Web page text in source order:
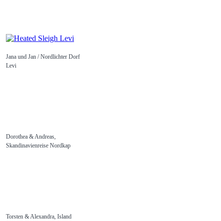
Jana und Jan / Nordlichter Dorf
Levi
Dorothea & Andreas,
Skandinavienreise Nordkap
Torsten & Alexandra, Island